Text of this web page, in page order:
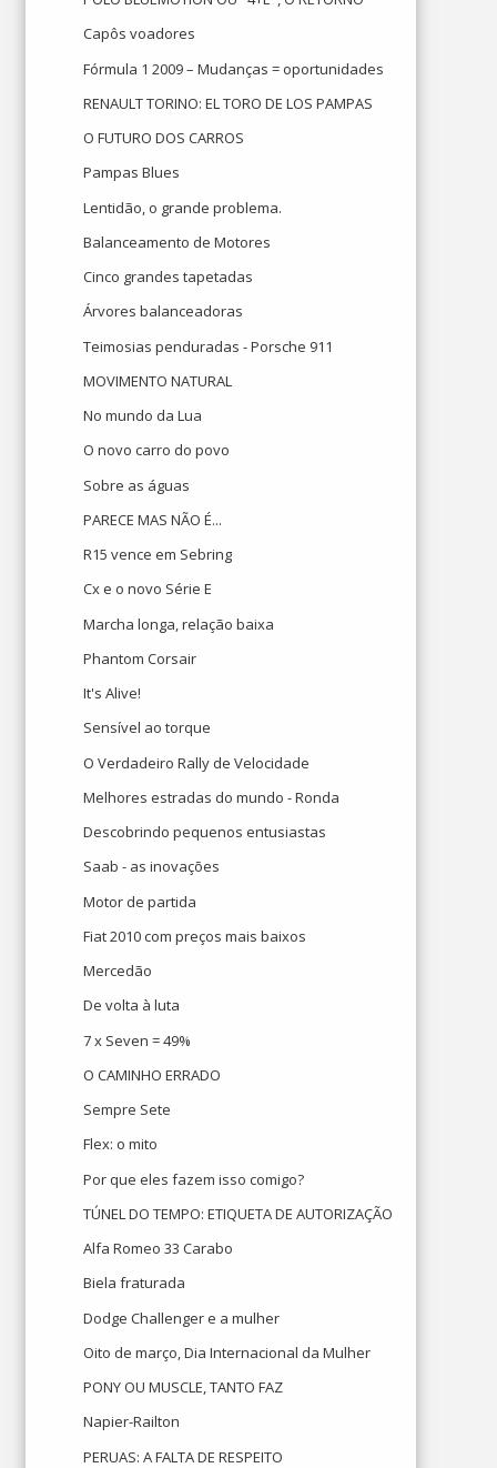
Capôs voadores
Fórmula 1 2009 – Mudanças = oportunidades
RENAULT TORINO: EL TORO DE LOS PAMPAS
O FUTURO DOS CARROS
Pampas Blues
Lentidão, o grande problema.
Balanceamento de Motores
Cinco grandes tapetadas
Árvores balanceadoras
Teimosias penduradas - Porsche 911
MOVIMENTO NATURAL
No mundo da Lua
O novo carro do povo
Sobre as águas
PARECE MAS NÃO É...
R15 vence em Sebring
Cx e o novo Série E
Marcha longa, relação baixa
Phantom Corsair
It's Alive!
Sensível ao torque
O Verdadeiro Rally de Velocidade
Melhores estradas do mundo - Ronda
Descobrindo pequenos entusiastas
Saab - as inovações
Motor de partida
Fiat 2010 com preços mais baixos
Mercedão
De volta à luta
7 x Seven = 49%
O CAMINHO ERRADO
Sempre Sete
Flex: o mito
Por que eles fazem isso comigo?
TÚNEL DO TEMPO: ETIQUETA DE AUTORIZAÇÃO
Alfa Romeo 33 Carabo
Biela fraturada
Dodge Challenger e a mulher
Oito de março, Dia Internacional da Mulher
PONY OU MUSCLE, TANTO FAZ
Napier-Railton
PERUAS: A FALTA DE RESPEITO